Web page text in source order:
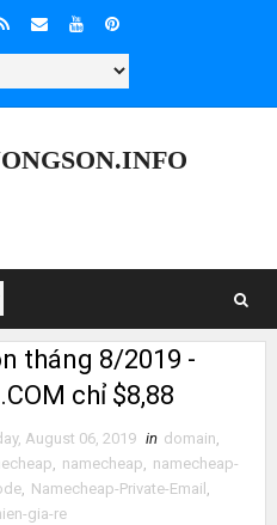
tháng 8/2019 -
chỉ $8,88
August 06, 2019 in domain,
, namecheap, namecheap-
, Namecheap-Private-Email ,
gia-re